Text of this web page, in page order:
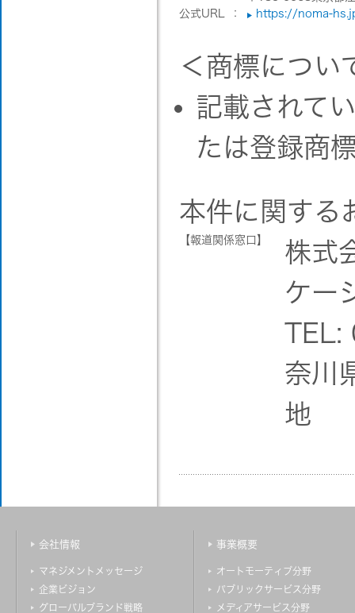
公式URL
： https://noma-
＜商標につい
記載されて
たは登録商
本件に関する
【報道関係窓口】
株式
ケー
奈川
地
会社情報
マネジメントメッセージ
企業ビジョン
グローバルブランド戦略
事業概要
オートモーティブ分野
パブリックサービス分野
メディアサービス分野